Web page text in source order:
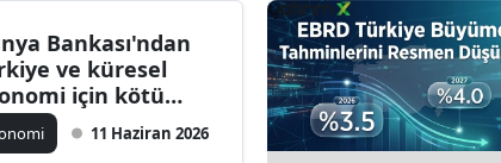
Bankası'ndan
ve küresel
için kötü
11 Haziran 2026